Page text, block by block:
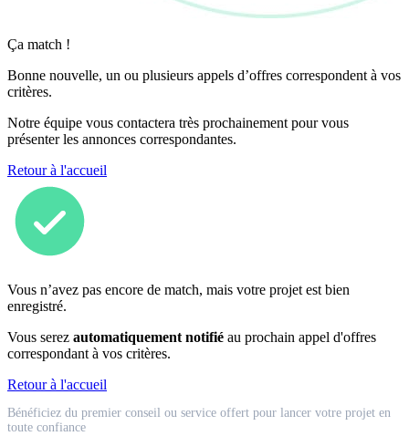
Ça match !
Bonne nouvelle, un ou plusieurs appels d’offres correspondent à vos
critères.
Notre équipe vous contactera très prochainement pour vous
présenter les annonces correspondantes.
Retour à l'accueil
Vous n’avez pas encore de match, mais votre projet est bien
enregistré.
Vous serez automatiquement notifié au prochain appel d'offres
correspondant à vos critères.
Retour à l'accueil
Expert
Bénéficiez du premier conseil ou service offert pour lancer votre projet en
toute confiance